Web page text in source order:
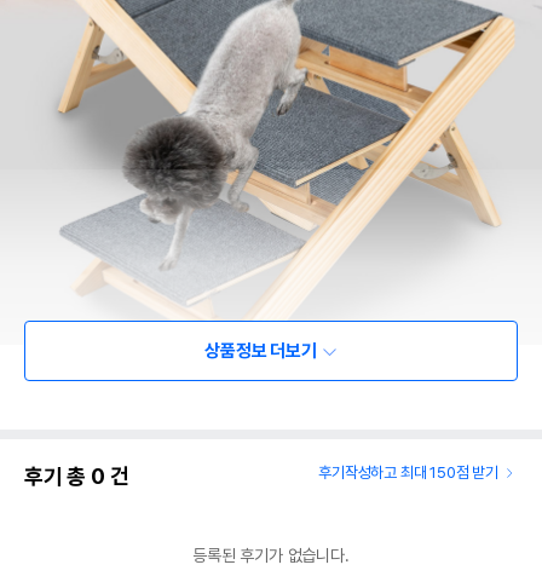
상품정보 더보기
후기 총 0 건 후기작성하고 최대 150점 받기
등록된 후기가 없습니다.